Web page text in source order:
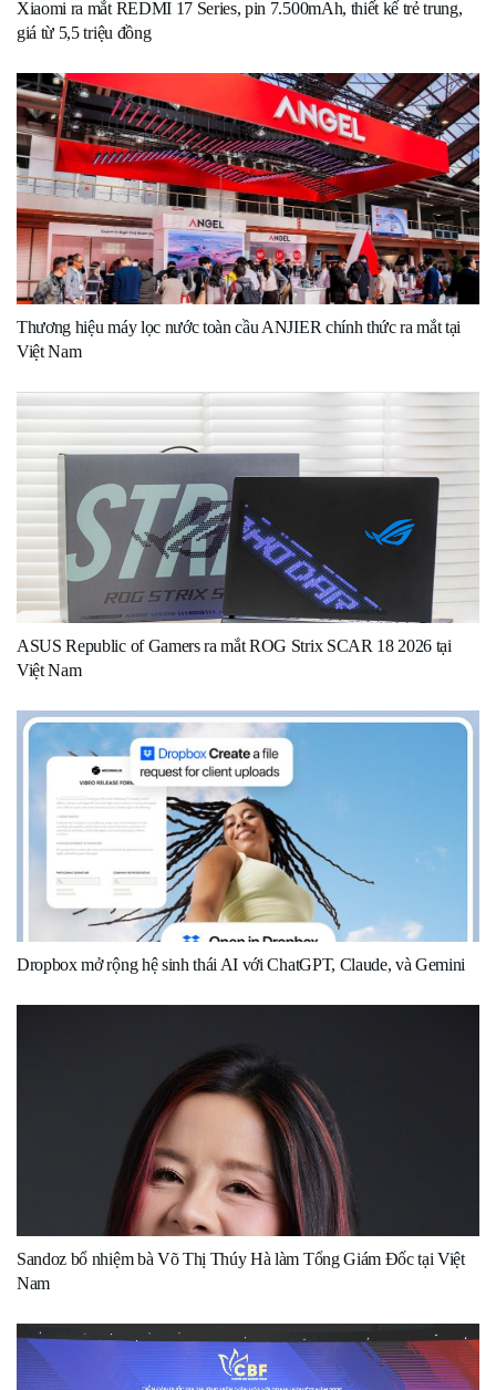
Xiaomi ra mắt REDMI 17 Series, pin 7.500mAh, thiết kế trẻ trung,
giá từ 5,5 triệu đồng
Thương hiệu máy lọc nước toàn cầu ANJIER chính thức ra mắt tại
Việt Nam
ASUS Republic of Gamers ra mắt ROG Strix SCAR 18 2026 tại
Việt Nam
Dropbox mở rộng hệ sinh thái AI với ChatGPT, Claude, và Gemini
Sandoz bổ nhiệm bà Võ Thị Thúy Hà làm Tổng Giám Đốc tại Việt
Nam